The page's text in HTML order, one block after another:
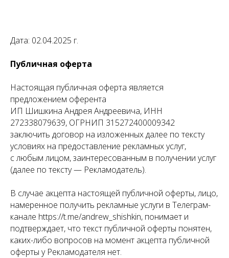
Дата: 02.04.2025 г.
Публичная оферта
Настоящая публичная оферта является
предложением оферента
ИП Шишкина Андрея Андреевича, ИНН
272338079639, ОГРНИП 315272400009342
заключить договор на изложенных далее по тексту
условиях на предоставление рекламных услуг,
с любым лицом, заинтересованным в получении услуг
(далее по тексту — Рекламодатель).
В случае акцепта настоящей публичной оферты, лицо,
намеренное получить рекламные услуги в Телеграм-
канале https://t.me/andrew_shishkin, понимает и
подтверждает, что текст публичной оферты понятен,
каких-либо вопросов на момент акцепта публичной
оферты у Рекламодателя нет.